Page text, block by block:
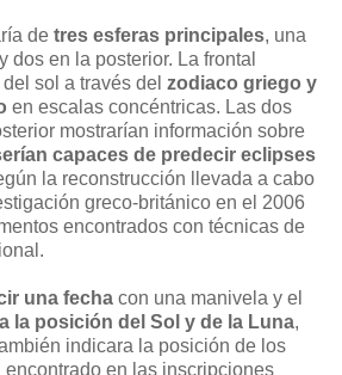
de tres esferas principales, una
dos en la posterior. La frontal
sol a través del zodiaco griego y
en escalas concéntricas. Las dos
mostrarían información sobre
capaces de predecir eclipses
la reconstrucción llevada a cabo
greco-británico en el 2006
encontrados con técnicas de
una fecha con una manivela y el
la posición del Sol y de la Luna,
indicara la posición de los
en las inscripciones